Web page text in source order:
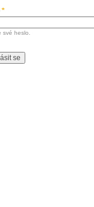
*
své heslo.